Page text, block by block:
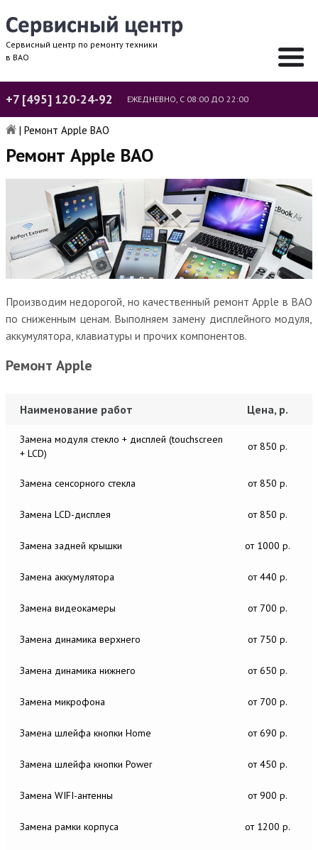
Сервисный центр по ремонту техники
в ВАО
+7 [495] 120-24-92 ЕЖЕДНЕВНО, С 08:00 ДО 22:00
| Ремонт Apple ВАО
Ремонт Apple ВАО
Производим недорогой, но качественный ремонт Apple в ВАО
по сниженным ценам. Выполняем замену дисплейного модуля,
аккумулятора, клавиатуры и прочих компонентов.
Ремонт Apple
Наименование работ Цена, р.
Замена модуля стекло + дисплей (touchscreen
+ LCD)
от 850 р.
Замена сенсорного стекла от 850 р.
Замена LCD-дисплея от 850 р.
Замена задней крышки от 1000 р.
Замена аккумулятора от 440 р.
Замена видеокамеры от 700 р.
Замена динамика верхнего от 750 р.
Замена динамика нижнего от 650 р.
Замена микрофона от 700 р.
Замена шлейфа кнопки Home от 690 р.
Замена шлейфа кнопки Power от 450 р.
Замена WIFI-антенны от 900 р.
Замена рамки корпуса от 1200 р.